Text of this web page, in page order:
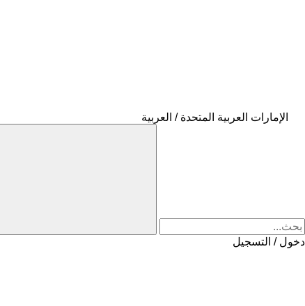
الإمارات العربية المتحدة / العربية
دخول / التسجيل